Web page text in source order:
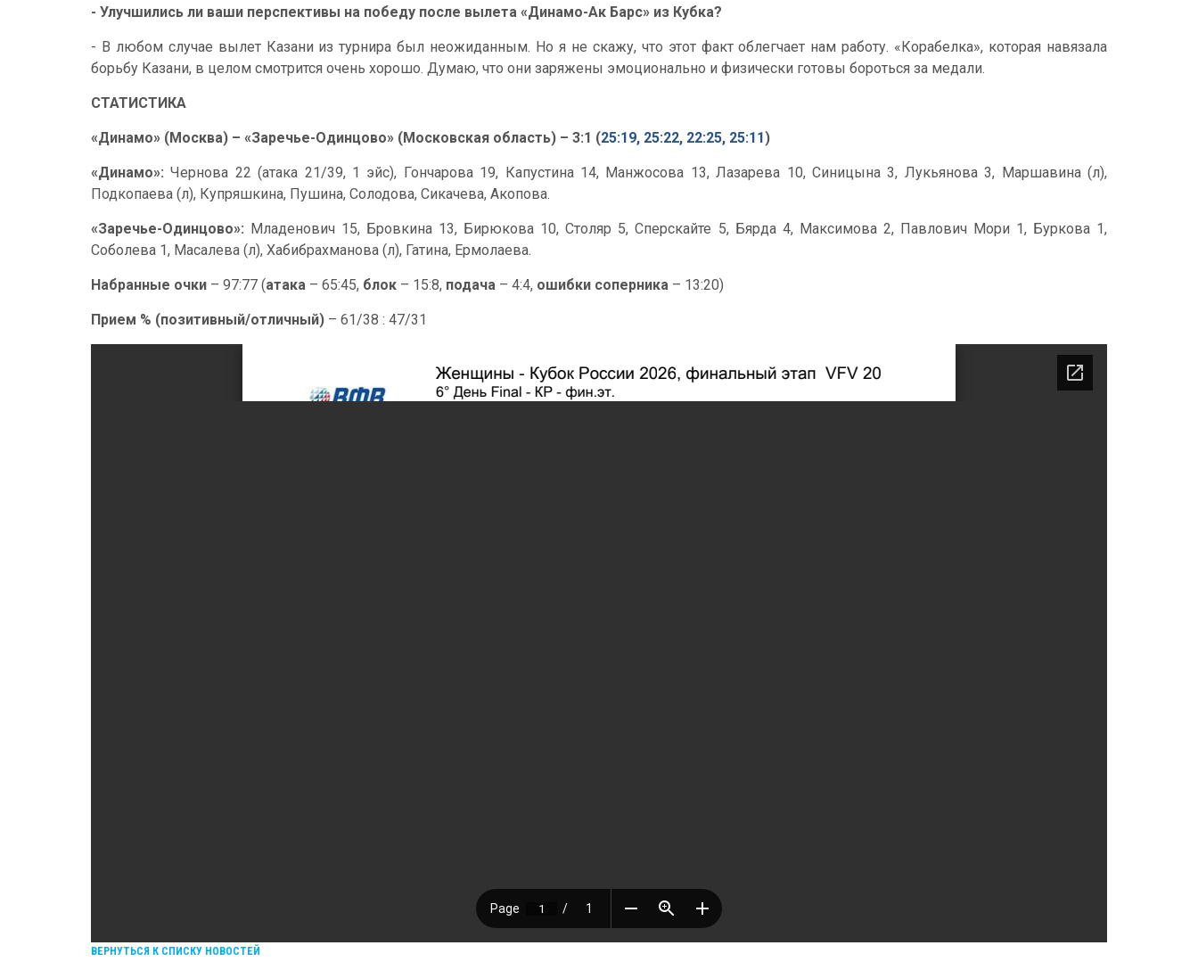
- Улучшились ли ваши перспективы на победу после вылета «Динамо-Ак Барс» из Кубка?
- В любом случае вылет Казани из турнира был неожиданным. Но я не скажу, что этот факт облегчает нам работу. «Корабелка», которая навязала
борьбу Казани, в целом смотрится очень хорошо. Думаю, что они заряжены эмоционально и физически готовы бороться за медали.
СТАТИСТИКА
«Динамо» (Москва) – «Заречье-Одинцово» (Московская область) – 3:1 (25:19, 25:22, 22:25, 25:11)
«Динамо»: Чернова 22 (атака 21/39, 1 эйс), Гончарова 19, Капустина 14, Манжосова 13, Лазарева 10, Синицына 3, Лукьянова 3, Маршавина (л),
Подкопаева (л), Купряшкина, Пушина, Солодова, Сикачева, Акопова.
«Заречье-Одинцово»: Младенович 15, Бровкина 13, Бирюкова 10, Столяр 5, Сперскайте 5, Бярда 4, Максимова 2, Павлович Мори 1, Буркова 1,
Соболева 1, Масалева (л), Хабибрахманова (л), Гатина, Ермолаева.
Набранные очки – 97:77 (атака – 65:45, блок – 15:8, подача – 4:4, ошибки соперника – 13:20)
Прием % (позитивный/отличный) – 61/38 : 47/31
ВЕРНУТЬСЯ К СПИСКУ НОВОСТЕЙ